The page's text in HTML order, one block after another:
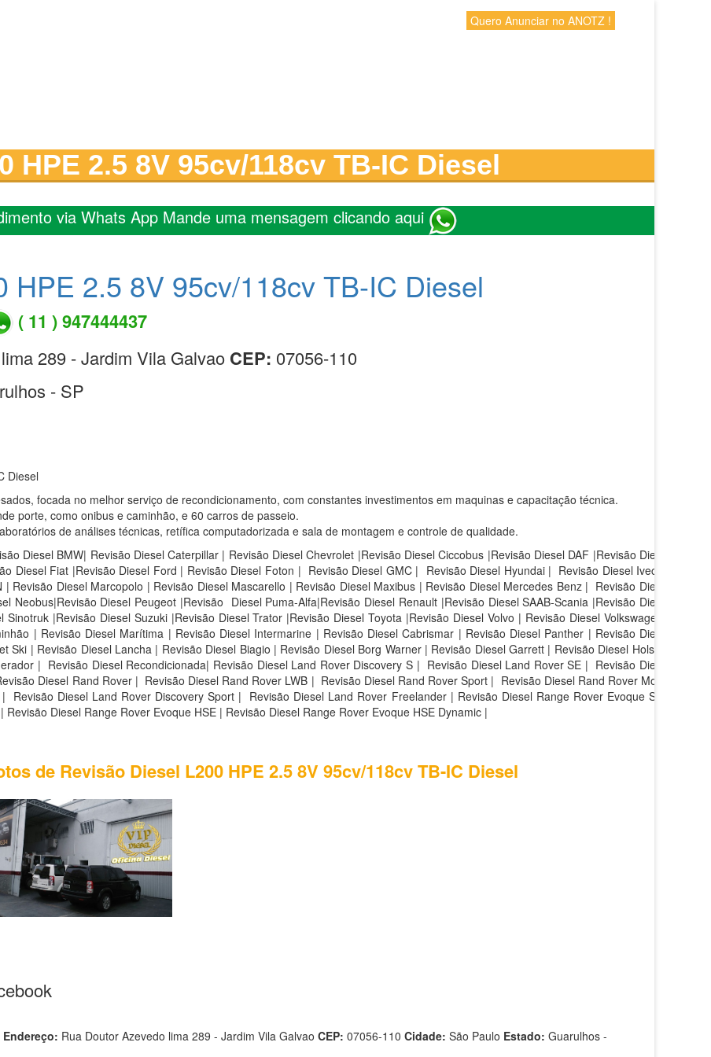
Quero Anunciar no ANOTZ !
HPE 2.5 8V 95cv/118cv TB-IC Diesel
via Whats App Mande uma mensagem clicando aqui
HPE 2.5 8V 95cv/118cv TB-IC Diesel
( 11 ) 947444437
289 - Jardim Vila Galvao CEP: 07056-110
- SP
Diesel
focada no melhor serviço de recondicionamento, com constantes investimentos em maquinas e capacitação técnica.
porte, como onibus e caminhão, e 60 carros de passeio.
de análises técnicas, retífica computadorizada e sala de montagem e controle de qualidade.
Diesel BMW| Revisão Diesel Caterpillar | Revisão Diesel Chevrolet |Revisão Diesel Ciccobus |Revisão Diesel DAF |Revisão Diesel
Diesel Fiat |Revisão Diesel Ford | Revisão Diesel Foton | Revisão Diesel GMC | Revisão Diesel Hyundai | Revisão Diesel Iveco |
Revisão Diesel Marcopolo | Revisão Diesel Mascarello | Revisão Diesel Maxibus | Revisão Diesel Mercedes Benz | Revisão Diesel
Neobus|Revisão Diesel Peugeot |Revisão Diesel Puma-Alfa|Revisão Diesel Renault |Revisão Diesel SAAB-Scania |Revisão Diesel
|Revisão Diesel Suzuki |Revisão Diesel Trator |Revisão Diesel Toyota |Revisão Diesel Volvo | Revisão Diesel Volkswagen |
| Revisão Diesel Marítima | Revisão Diesel Intermarine | Revisão Diesel Cabrismar | Revisão Diesel Panther | Revisão Diesel
Ski | Revisão Diesel Lancha | Revisão Diesel Biagio | Revisão Diesel Borg Warner | Revisão Diesel Garrett | Revisão Diesel Holset |
| Revisão Diesel Recondicionada| Revisão Diesel Land Rover Discovery S | Revisão Diesel Land Rover SE | Revisão Diesel
Diesel Rand Rover | Revisão Diesel Rand Rover LWB | Revisão Diesel Rand Rover Sport | Revisão Diesel Rand Rover Motor
Revisão Diesel Land Rover Discovery Sport | Revisão Diesel Land Rover Freelander | Revisão Diesel Range Rover Evoque SE |
Diesel Range Rover Evoque HSE | Revisão Diesel Range Rover Evoque HSE Dynamic |
de Revisão Diesel L200 HPE 2.5 8V 95cv/118cv TB-IC Diesel
Endereço: Rua Doutor Azevedo lima 289 - Jardim Vila Galvao CEP: 07056-110 Cidade: São Paulo Estado: Guarulhos -